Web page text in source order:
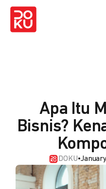
Apa Itu
Bisnis?
DOKU•